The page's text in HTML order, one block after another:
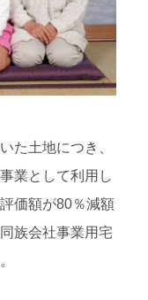
た土地につき、
業として利用し
価額が80％減額
族会社事業用宅